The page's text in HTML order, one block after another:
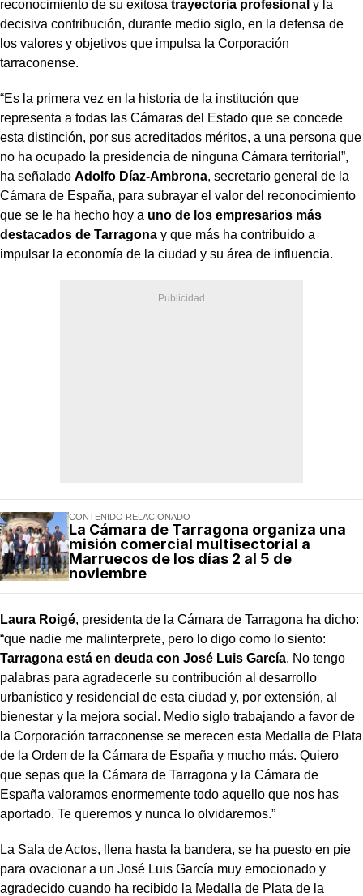
reconocimiento de su exitosa trayectoria profesional y la
decisiva contribución, durante medio siglo, en la defensa de
los valores y objetivos que impulsa la Corporación
tarraconense.
“Es la primera vez en la historia de la institución que
representa a todas las Cámaras del Estado que se concede
esta distinción, por sus acreditados méritos, a una persona que
no ha ocupado la presidencia de ninguna Cámara territorial”,
ha señalado Adolfo Díaz-Ambrona, secretario general de la
Cámara de España, para subrayar el valor del reconocimiento
que se le ha hecho hoy a uno de los empresarios más
destacados de Tarragona y que más ha contribuido a
impulsar la economía de la ciudad y su área de influencia.
CONTENIDO RELACIONADO
La Cámara de Tarragona organiza una
misión comercial multisectorial a
Marruecos de los días 2 al 5 de
noviembre
Laura Roigé, presidenta de la Cámara de Tarragona ha dicho:
“que nadie me malinterprete, pero lo digo como lo siento:
Tarragona está en deuda con José Luis García. No tengo
palabras para agradecerle su contribución al desarrollo
urbanístico y residencial de esta ciudad y, por extensión, al
bienestar y la mejora social. Medio siglo trabajando a favor de
la Corporación tarraconense se merecen esta Medalla de Plata
de la Orden de la Cámara de España y mucho más. Quiero
que sepas que la Cámara de Tarragona y la Cámara de
España valoramos enormemente todo aquello que nos has
aportado. Te queremos y nunca lo olvidaremos.”
La Sala de Actos, llena hasta la bandera, se ha puesto en pie
para ovacionar a un José Luis García muy emocionado y
agradecido cuando ha recibido la Medalla de Plata de la